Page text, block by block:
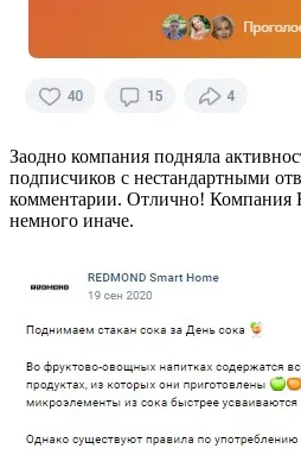
Заодно компания подняла
подписчиков с нестандартными
комментарии. Отлично! Компания
немного иначе.